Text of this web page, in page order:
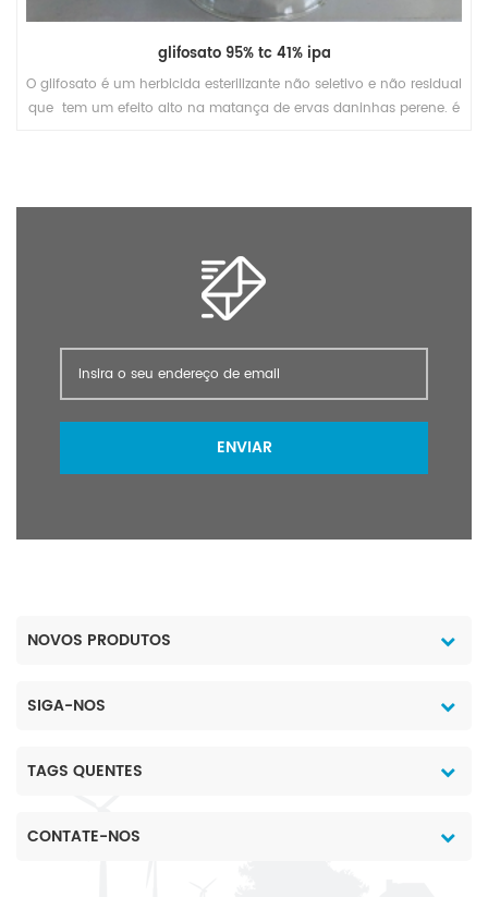
glifosato 95% tc 41% ipa
O glifosato é um herbicida esterilizante não seletivo e não residual
que tem um efeito alto na matança de ervas daninhas perene. é
ENVIAR
NOVOS PRODUTOS
SIGA-NOS
TAGS QUENTES
CONTATE-NOS